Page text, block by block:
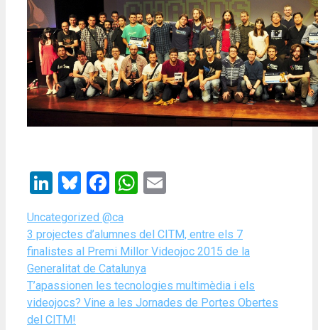
LinkedIn
Bluesky
Facebook
WhatsApp
Categories
Uncategorized @ca
3 projectes d’alumnes del CITM, entre els 7
finalistes al Premi Millor Videojoc 2015 de la
Generalitat de Catalunya
T’apassionen les tecnologies multimèdia i els
videojocs? Vine a les Jornades de Portes Obertes
del CITM!